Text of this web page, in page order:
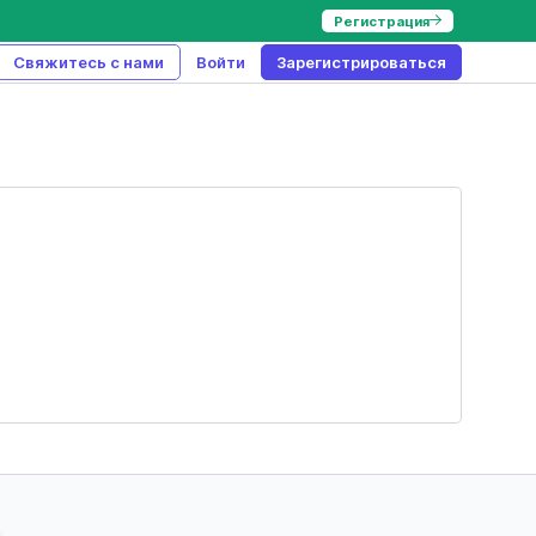
Регистрация
Свяжитесь с нами Войти Зарегистрироваться